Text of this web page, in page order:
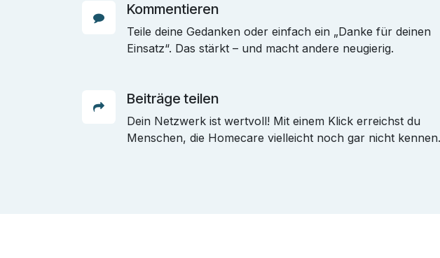
Kommentieren
Teile deine Gedanken oder einfach ein „Danke für deinen
Einsatz“. Das stärkt – und macht andere neugierig.
Beiträge teilen
Dein Netzwerk ist wertvoll! Mit einem Klick erreichst du
Menschen, die Homecare vielleicht noch gar nicht kennen.